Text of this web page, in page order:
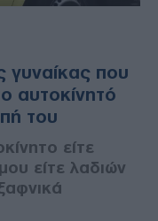
γυναίκας που
αυτοκίνητό
του
είτε
είτε λαδιών